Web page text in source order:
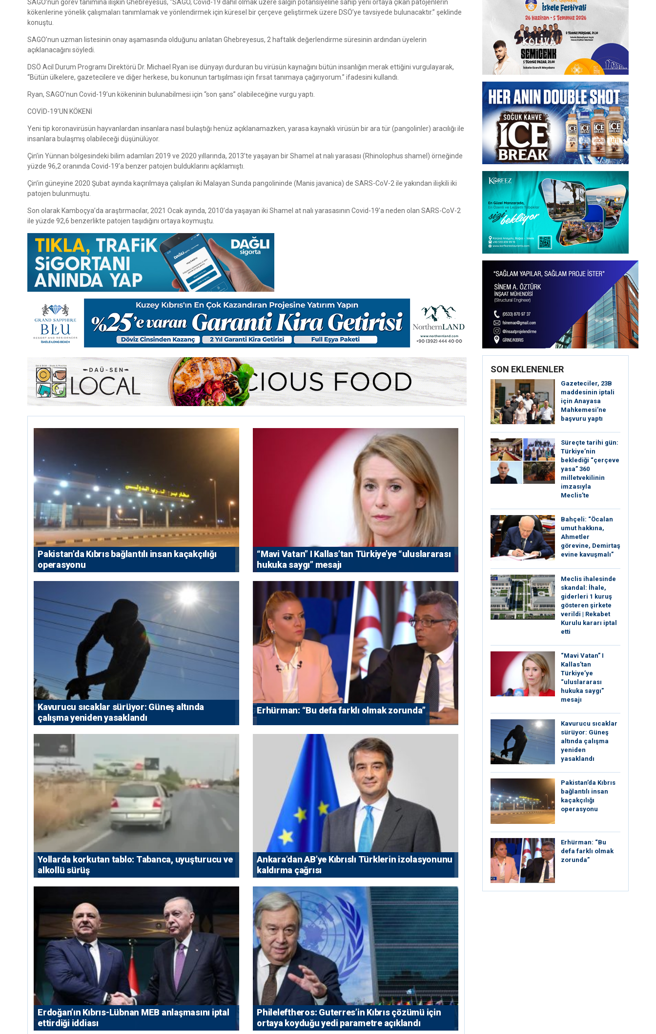
SAGO’nun görev tanımına ilişkin Ghebreyesus, “SAGO, Covid-19 dahil olmak üzere salgın potansiyeline sahip yeni ortaya çıkan patojenlerin
kökenlerine yönelik çalışmaları tanımlamak ve yönlendirmek için küresel bir çerçeve geliştirmek üzere DSÖ’ye tavsiyede bulunacaktır.” şeklinde
konuştu.
SAGO’nun uzman listesinin onay aşamasında olduğunu anlatan Ghebreyesus, 2 haftalık değerlendirme süresinin ardından üyelerin
açıklanacağını söyledi.
DSÖ Acil Durum Programı Direktörü Dr. Michael Ryan ise dünyayı durduran bu virüsün kaynağını bütün insanlığın merak ettiğini vurgulayarak,
“Bütün ülkelere, gazetecilere ve diğer herkese, bu konunun tartışılması için fırsat tanımaya çağırıyorum.” ifadesini kullandı.
Ryan, SAGO’nun Covid-19’un kökeninin bulunabilmesi için “son şans” olabileceğine vurgu yaptı.
COVİD-19’UN KÖKENİ
Yeni tip koronavirüsün hayvanlardan insanlara nasıl bulaştığı henüz açıklanamazken, yarasa kaynaklı virüsün bir ara tür (pangolinler) aracılığı ile
insanlara bulaşmış olabileceği düşünülüyor.
Çin’in Yünnan bölgesindeki bilim adamları 2019 ve 2020 yıllarında, 2013’te yaşayan bir Shamel at nalı yarasası (Rhinolophus shamel) örneğinde
yüzde 96,2 oranında Covid-19’a benzer patojen bulduklarını açıklamıştı.
Çin’in güneyine 2020 Şubat ayında kaçırılmaya çalışılan iki Malayan Sunda pangolininde (Manis javanica) de SARS-CoV-2 ile yakından ilişkili iki
patojen bulunmuştu.
Son olarak Kamboçya’da araştırmacılar, 2021 Ocak ayında, 2010’da yaşayan iki Shamel at nalı yarasasının Covid-19’a neden olan SARS-CoV-2
ile yüzde 92,6 benzerlikte patojen taşıdığını ortaya koymuştu.
Pakistan’da Kıbrıs bağlantılı insan kaçakçılığı
operasyonu
“Mavi Vatan” I Kallas’tan Türkiye’ye “uluslararası
hukuka saygı” mesajı
Kavurucu sıcaklar sürüyor: Güneş altında
çalışma yeniden yasaklandı
Erhürman: “Bu defa farklı olmak zorunda”
Yollarda korkutan tablo: Tabanca, uyuşturucu ve
alkollü sürüş
Ankara’dan AB’ye Kıbrıslı Türklerin izolasyonunu
kaldırma çağrısı
Erdoğan’ın Kıbrıs-Lübnan MEB anlaşmasını iptal
ettirdiği iddiası
Phileleftheros: Guterres’in Kıbrıs çözümü için
ortaya koyduğu yedi parametre açıklandı
SON EKLENENLER
Gazeteciler, 23B
maddesinin iptali
için Anayasa
Mahkemesi’ne
başvuru yaptı
Süreçte tarihi gün:
Türkiye’nin
beklediği “çerçeve
yasa” 360
milletvekilinin
imzasıyla
Meclis’te
Bahçeli: “Öcalan
umut hakkına,
Ahmetler
görevine, Demirtaş
evine kavuşmalı”
Meclis ihalesinde
skandal: İhale,
giderleri 1 kuruş
gösteren şirkete
verildi | Rekabet
Kurulu kararı iptal
etti
“Mavi Vatan” I
Kallas’tan
Türkiye’ye
“uluslararası
hukuka saygı”
mesajı
Kavurucu sıcaklar
sürüyor: Güneş
altında çalışma
yeniden
yasaklandı
Pakistan’da Kıbrıs
bağlantılı insan
kaçakçılığı
operasyonu
Erhürman: “Bu
defa farklı olmak
zorunda”